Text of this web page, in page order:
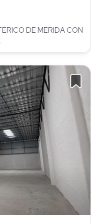
DE MERIDA CON